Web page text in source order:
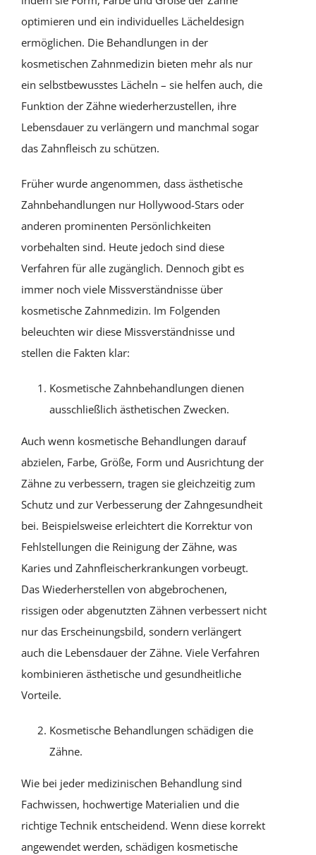
optimieren und ein individuelles Lächeldesign
ermöglichen. Die Behandlungen in der
kosmetischen Zahnmedizin bieten mehr als nur
ein selbstbewusstes Lächeln – sie helfen auch, die
Funktion der Zähne wiederherzustellen, ihre
Lebensdauer zu verlängern und manchmal sogar
das Zahnfleisch zu schützen.
Früher wurde angenommen, dass ästhetische
Zahnbehandlungen nur Hollywood-Stars oder
anderen prominenten Persönlichkeiten
vorbehalten sind. Heute jedoch sind diese
Verfahren für alle zugänglich. Dennoch gibt es
immer noch viele Missverständnisse über
kosmetische Zahnmedizin. Im Folgenden
beleuchten wir diese Missverständnisse und
stellen die Fakten klar:
Kosmetische Zahnbehandlungen dienen
ausschließlich ästhetischen Zwecken.
Auch wenn kosmetische Behandlungen darauf
abzielen, Farbe, Größe, Form und Ausrichtung der
Zähne zu verbessern, tragen sie gleichzeitig zum
Schutz und zur Verbesserung der Zahngesundheit
bei. Beispielsweise erleichtert die Korrektur von
Fehlstellungen die Reinigung der Zähne, was
Karies und Zahnfleischerkrankungen vorbeugt.
Das Wiederherstellen von abgebrochenen,
rissigen oder abgenutzten Zähnen verbessert nicht
nur das Erscheinungsbild, sondern verlängert
auch die Lebensdauer der Zähne. Viele Verfahren
kombinieren ästhetische und gesundheitliche
Vorteile.
Kosmetische Behandlungen schädigen die
Zähne.
Wie bei jeder medizinischen Behandlung sind
Fachwissen, hochwertige Materialien und die
richtige Technik entscheidend. Wenn diese korrekt
angewendet werden, schädigen kosmetische